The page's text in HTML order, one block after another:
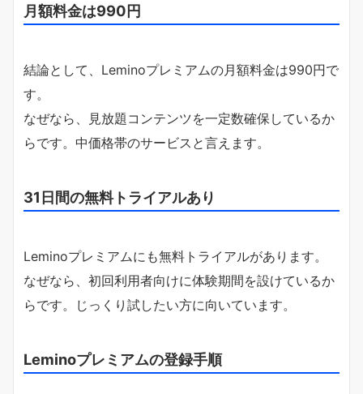
月額料金は990円
結論として、Leminoプレミアムの月額料金は990円で
す。
なぜなら、見放題コンテンツを一定数確保しているか
らです。中価格帯のサービスと言えます。
31日間の無料トライアルあり
Leminoプレミアムにも無料トライアルがあります。
なぜなら、初回利用者向けに体験期間を設けているか
らです。じっくり試したい方に向いています。
Leminoプレミアムの登録手順